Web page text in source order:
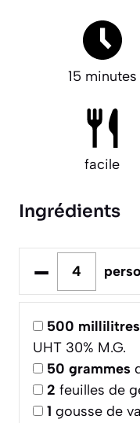
15 minutes
facile
Ingrédients
–
500 millilitres
UHT 30% M.G.
50 grammes
2 feuilles de
1 gousse de